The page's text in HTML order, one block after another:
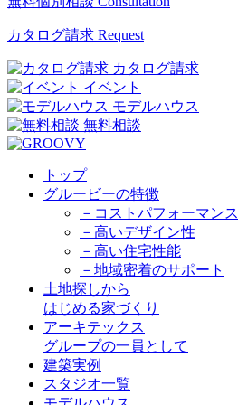
カタログ請求 Request
カタログ請求
イベント
モデルハウス
無料相談
トップ
グルービーの特徴
－コストパフォーマンス
－高いデザイン性
－高い住宅性能
－地域密着のサポート
土地探しから
はじめる家づくり
アーキテックス
グループの一員として
建築実例
スタジオ一覧